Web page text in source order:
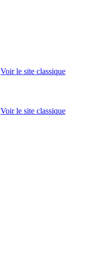
Voir le site classique
Voir le site classique